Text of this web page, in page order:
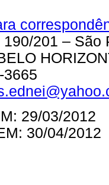
190/201 – São
3665
29/03/2012
30/04/2012